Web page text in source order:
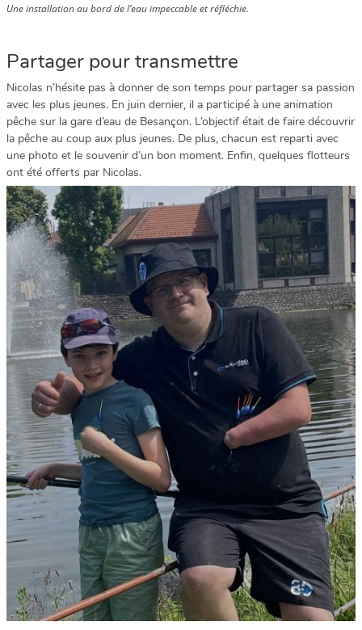
Une installation au bord de l’eau impeccable et réfléchie.
Partager pour transmettre
Nicolas n’hésite pas à donner de son temps pour partager sa passion
avec les plus jeunes. En juin dernier, il a participé à une animation
pêche sur la gare d’eau de Besançon. L’objectif était de faire découvrir
la pêche au coup aux plus jeunes. De plus, chacun est reparti avec
une photo et le souvenir d’un bon moment. Enfin, quelques flotteurs
ont été offerts par Nicolas.